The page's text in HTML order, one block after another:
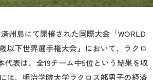
ンラインショップ
州島にて開催された国際大会「WORLD
以下世界選手権大会」において、ラクロ
代表は、全19チーム中5位という結果を収
は、明治学院大学ラクロス部男子の経済